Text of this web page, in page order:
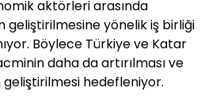
aktörleri arasında
geliştirilmesine yönelik iş birliği
Böylece Türkiye ve Katar
daha da artırılması ve
hedefleniyor.